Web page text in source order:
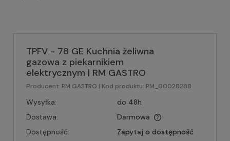
TPFV - 78 GE Kuchnia żeliwna
gazowa z piekarnikiem
elektrycznym | RM GASTRO
Producent: RM GASTRO | Kod produktu: RM_00028288
Wysyłka:
do 48h
Dostawa:
Darmowa
Dostępność:
Zapytaj o dostępność